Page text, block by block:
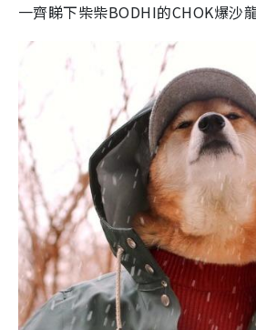
一齊睇下柴柴BODHI的CHOK爆沙